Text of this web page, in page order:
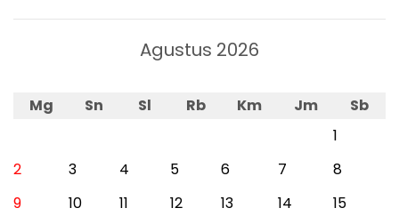
Agustus 2026
Mg Sn Sl Rb Km Jm
Sb
1
2
3 4 5 6 7
8
9
10 11 12 13 14
15